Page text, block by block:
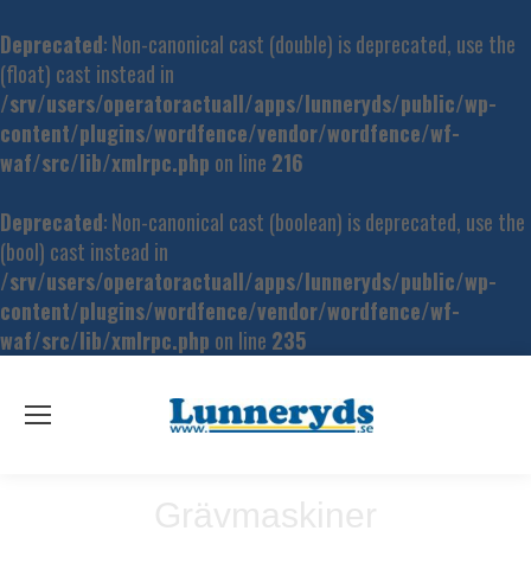
Deprecated: Non-canonical cast (double) is deprecated, use the
(float) cast instead in
/srv/users/operatoractuall/apps/lunneryds/public/wp-
content/plugins/wordfence/vendor/wordfence/wf-
waf/src/lib/xmlrpc.php on line 216
Deprecated: Non-canonical cast (boolean) is deprecated, use the
(bool) cast instead in
/srv/users/operatoractuall/apps/lunneryds/public/wp-
content/plugins/wordfence/vendor/wordfence/wf-
waf/src/lib/xmlrpc.php on line 235